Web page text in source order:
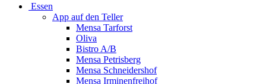
Essen
App auf den Teller
Mensa Tarforst
Oliva
Bistro A/B
Mensa Petrisberg
Mensa Schneidershof
Mensa Irminenfreihof